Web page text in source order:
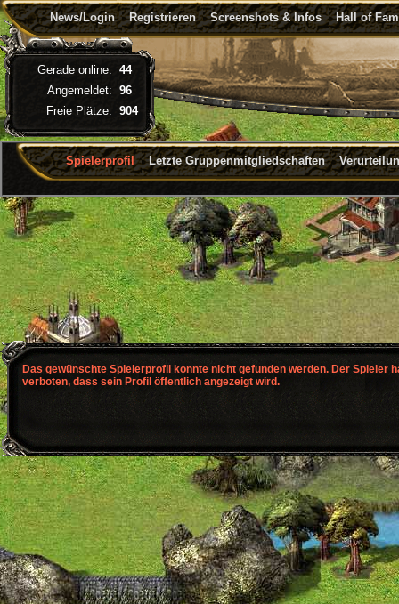
News/Login Registrieren Screenshots & Infos Hall of
Spielerprofil Letzte Gruppenmitgliedschaften
Gerade online: 44
Angemeldet: 96
Freie Plätze: 904
Das gewünschte Spielerprofil konnte nicht gefunden werden. Der Spieler
verboten, dass sein Profil öffentlich angezeigt wird.